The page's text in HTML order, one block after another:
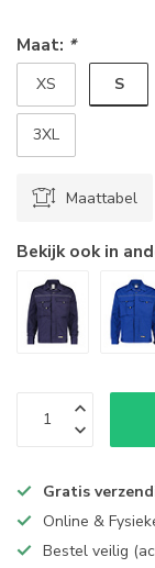
Maat: *
XS S
3XL
Maattabel
Bekijk ook in
Gratis
Online &
Bestel veilig